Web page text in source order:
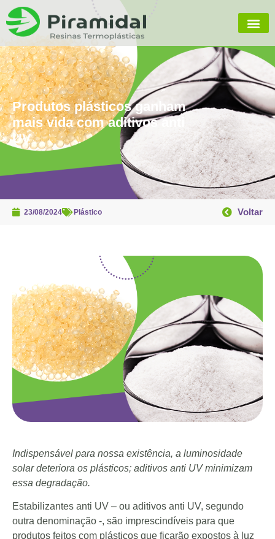
Produtos plásticos ganham
mais vida com aditivos anti
UV
23/08/2024 Plástico Voltar
Indispensável para nossa existência, a luminosidade
solar deteriora os plásticos; aditivos anti UV minimizam
essa degradação.
Estabilizantes anti UV – ou aditivos anti UV, segundo
outra denominação -, são imprescindíveis para que
produtos feitos com plásticos que ficarão expostos à luz